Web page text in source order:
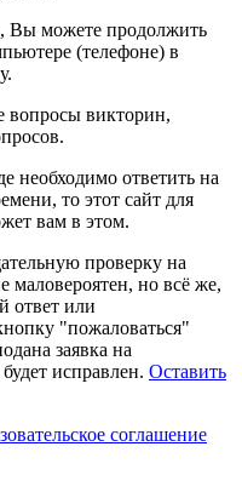
Вы можете продолжить
(телефоне) в
вопросы викторин,
необходимо ответить на
то этот сайт для
вам в этом.
проверку на
маловероятен, но всё же,
ответ или
"пожаловаться"
заявка на
исправлен. Оставить
соглашение